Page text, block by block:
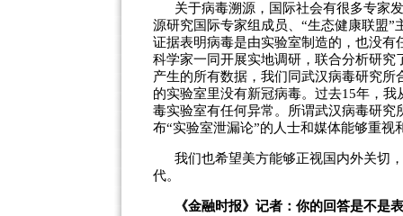
关于病毒溯源，国际社会有很多专家
源研究国际专家组成员、“生态健康联盟
证据表明病毒是由实验室制造的，也没
科学家一同开展实地调研，联合分析研
产生的所有数据，我们同武汉病毒研究
的实验室里没有新冠病毒。过去15年，
毒实验室有任何异常。所谓武汉病毒研
布“实验室泄漏论”的人士和媒体能够重视
我们也希望美方能够正视国内外关切
代。
《金融时报》记者：你的回答是不是